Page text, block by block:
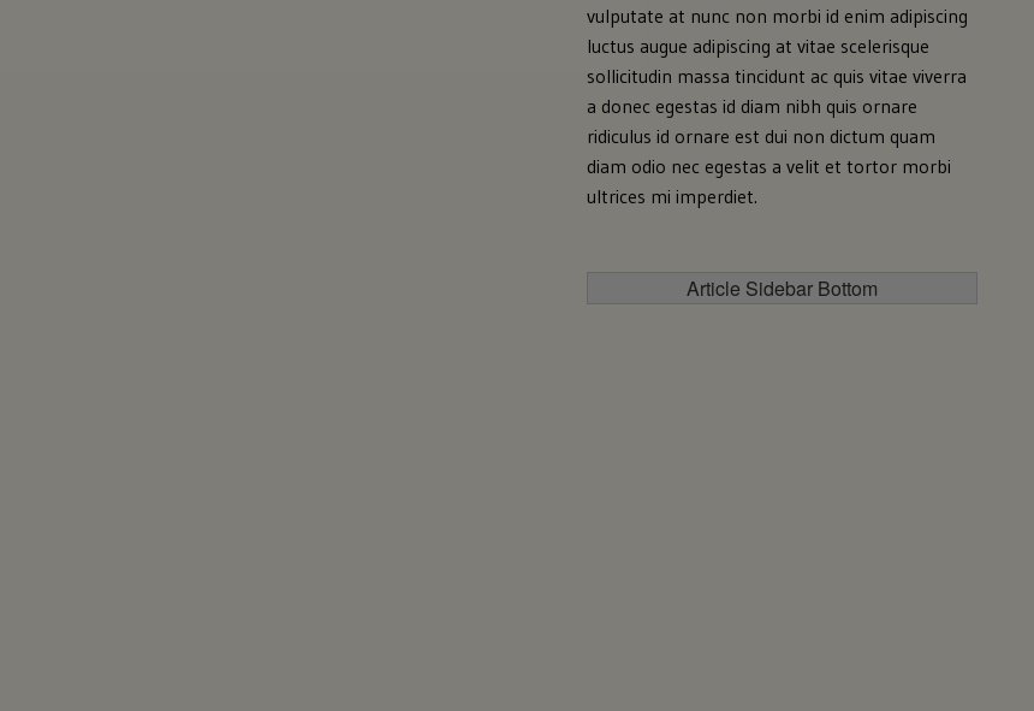
vulputate at nunc non morbi id enim adipiscing
luctus augue adipiscing at vitae scelerisque
sollicitudin massa tincidunt ac quis vitae viverra
a donec egestas id diam nibh quis ornare
ridiculus id ornare est dui non dictum quam
diam odio nec egestas a velit et tortor morbi
ultrices mi imperdiet.
Article Sidebar Bottom